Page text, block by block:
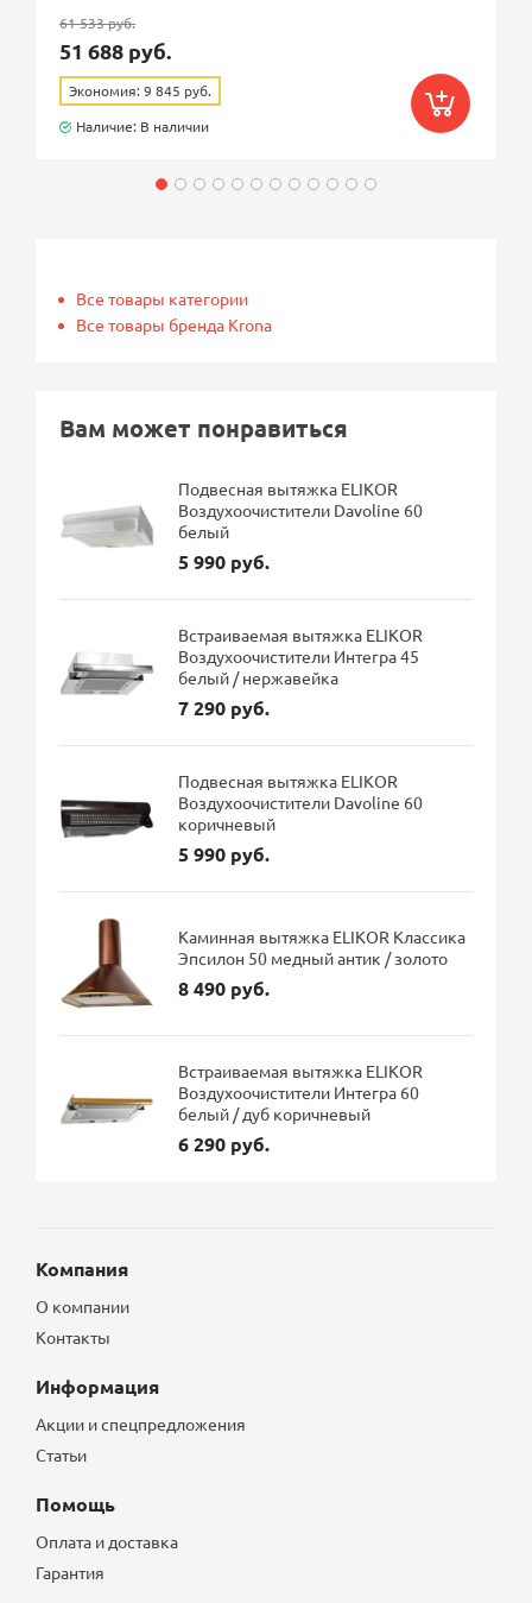
61 533 руб.
51 688 руб.
Экономия: 9 845 руб.
Наличие: В наличии
Все товары категории
Все товары бренда Krona
Вам может понравиться
Подвесная вытяжка ELIKOR
Воздухоочистители Davoline 60
белый
5 990 руб.
Встраиваемая вытяжка ELIKOR
Воздухоочистители Интегра 45
белый / нержавейка
7 290 руб.
Подвесная вытяжка ELIKOR
Воздухоочистители Davoline 60
коричневый
5 990 руб.
Каминная вытяжка ELIKOR Классика
Эпсилон 50 медный антик / золото
8 490 руб.
Встраиваемая вытяжка ELIKOR
Воздухоочистители Интегра 60
белый / дуб коричневый
6 290 руб.
Компания
О компании
Контакты
Информация
Акции и спецпредложения
Статьи
Помощь
Оплата и доставка
Гарантия